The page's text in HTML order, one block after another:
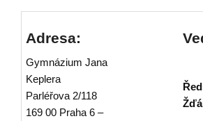
Adresa:
Gymnázium Jana
Keplera
Parléřova 2/118
169 00 Praha 6 –